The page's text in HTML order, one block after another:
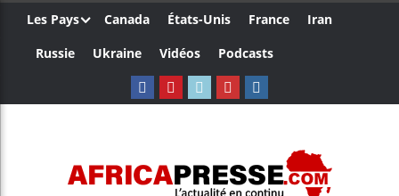
Les Pays Canada États-Unis France
Iran
Russie
Ukraine Vidéos Podcasts